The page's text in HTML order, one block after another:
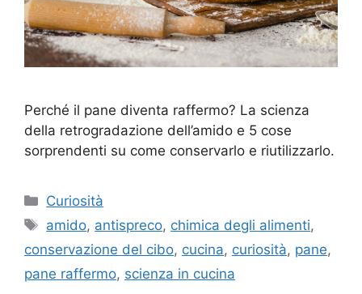
Perché il pane diventa raffermo? La scienza
della retrogradazione dell’amido e 5 cose
sorprendenti su come conservarlo e riutilizzarlo.
Categorie
Curiosità
Tag
amido, antispreco, chimica degli alimenti,
conservazione del cibo, cucina, curiosità, pane,
pane raffermo, scienza in cucina